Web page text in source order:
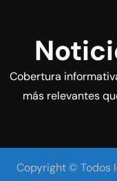
Cobertura
más relevantes
Copyright © Todos